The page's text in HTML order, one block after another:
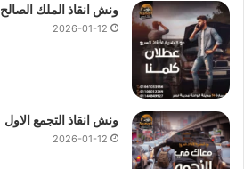
ونش انقاذ الملك الصالح
2026-01-12
ونش انقاذ التجمع الاول
2026-01-12